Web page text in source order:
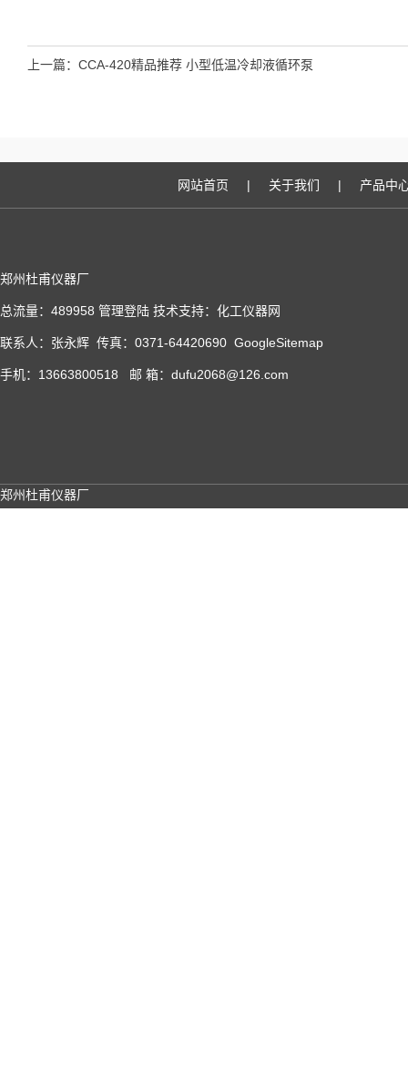
上一篇： CCA-420精品推荐 小型低温冷却液循环泵
网站首页 | 关于我们 | 产品中
郑州杜甫仪器厂
总流量：489958 管理登陆 技术支持： 化工仪器网
联系人：张永辉 传真：0371-64420690 GoogleSitemap
手机：13663800518 邮 箱：dufu2068@126.com
郑州杜甫仪器厂